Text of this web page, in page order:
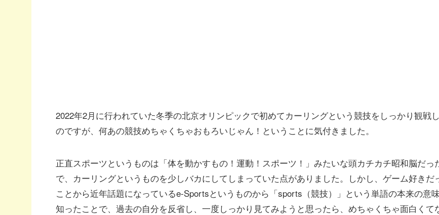
2022年2月に行われていた冬季の北京オリンピックで初めてカーリングという競技をしっかり観戦
のですが、何あの競技めちゃくちゃおもろいじゃん！ということに気付きました。
正直スポーツというものは「体を動かすもの！運動！スポーツ！」みたいな頭カチカチ昭和脳だっ
で、カーリングというものを少しバカにしてしまっていた点がありました。しかし、ゲーム好きだ
ことから近年話題になっているe-Sportsというものから「sports（競技）」という単語の本来の意
知ったことで、過去の自分を反省し、一度しっかり見てみようと思ったら、めちゃくちゃ面白くて